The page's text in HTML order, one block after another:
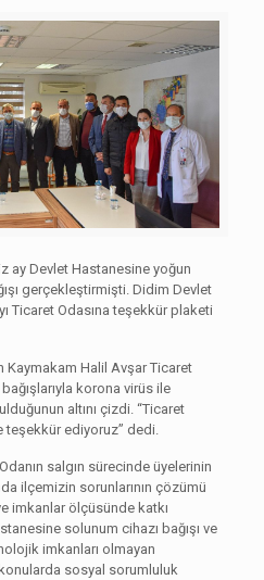
ay Devlet Hastanesine yoğun
gerçekleştirmişti. Didim Devlet
Ticaret Odasına teşekkür plaketi
Halil Avşar Ticaret
korona virüs ile
altını çizdi. “Ticaret
teşekkür ediyoruz” dedi.
salgın sürecinde üyelerinin
ilçemizin sorunlarının çözümü
imkanlar ölçüsünde katkı
solunum cihazı bağışı ve
imkanları olmayan
sosyal sorumluluk